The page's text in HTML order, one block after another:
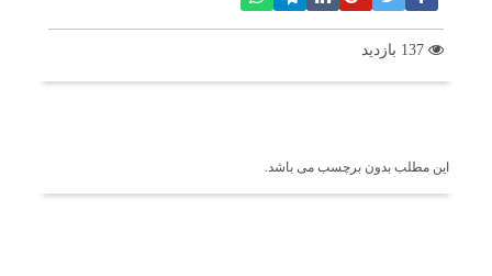
این مطلب بدون برچسب می باشد.